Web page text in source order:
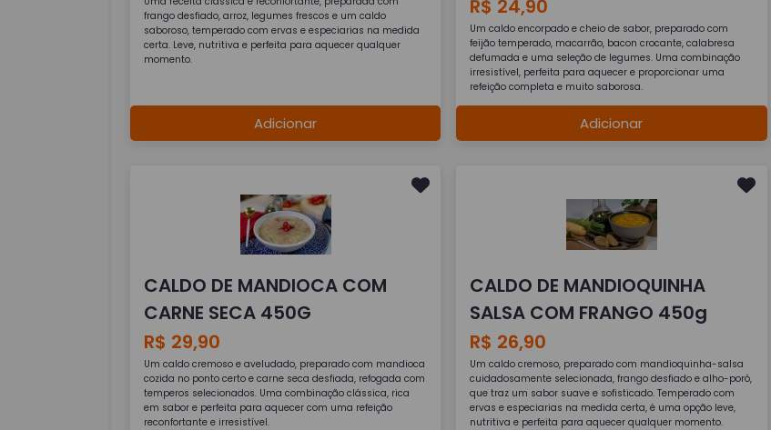
frango desfiado, arroz, legumes frescos e um caldo
saboroso, temperado com ervas e especiarias na medida
certa. Leve, nutritiva e perfeita para aquecer qualquer
momento.
Adicionar
R$ 24,90
Um caldo encorpado e cheio de sabor, preparado com
feijão temperado, macarrão, bacon crocante, calabresa
defumada e uma seleção de legumes. Uma combinação
irresistível, perfeita para aquecer e proporcionar uma
refeição completa e muito saborosa.
Adicionar
CALDO DE MANDIOCA COM
CARNE SECA 450G
R$ 29,90
Um caldo cremoso e aveludado, preparado com mandioca
cozida no ponto certo e carne seca desfiada, refogada com
temperos selecionados. Uma combinação clássica, rica
em sabor e perfeita para aquecer com uma refeição
reconfortante e irresistível.
CALDO DE MANDIOQUINHA
SALSA COM FRANGO 450g
R$ 26,90
Um caldo cremoso, preparado com mandioquinha-salsa
cuidadosamente selecionada, frango desfiado e alho-poró,
que traz um sabor suave e sofisticado. Temperado com
ervas e especiarias na medida certa, é uma opção leve,
nutritiva e perfeita para aquecer qualquer momento.